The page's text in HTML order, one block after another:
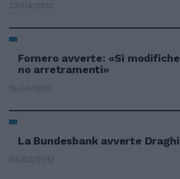
22/04/2012
Fornero avverte: «Sì modifiche
no arretramenti»
15/04/2012
La Bundesbank avverte Draghi
04/03/2012